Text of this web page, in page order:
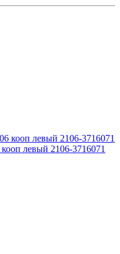
кооп левый 2106-3716071